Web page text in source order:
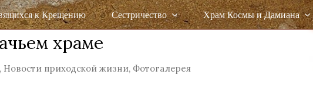
к Крещению Сестричество Храм Космы и Дамиана
храме
, Новости приходской жизни, Фотогалерея